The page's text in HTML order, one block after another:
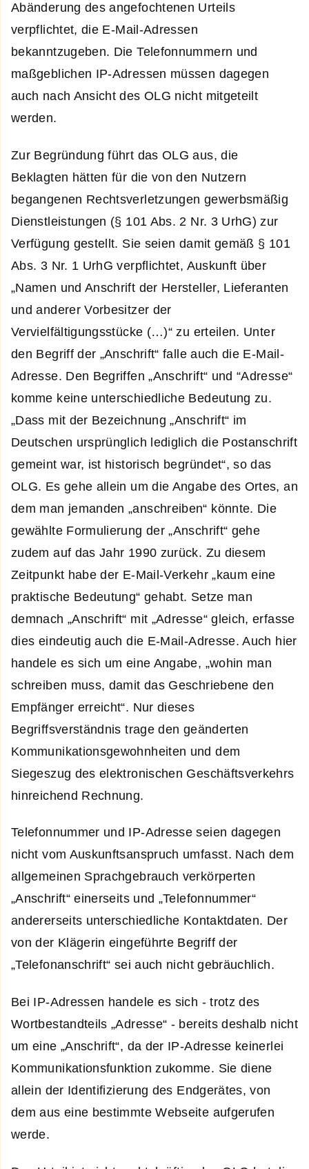
Abänderung des angefochtenen Urteils
verpflichtet, die E-Mail-Adressen
bekanntzugeben. Die Telefonnummern und
maßgeblichen IP-Adressen müssen dagegen
auch nach Ansicht des OLG nicht mitgeteilt
werden.
Zur Begründung führt das OLG aus, die
Beklagten hätten für die von den Nutzern
begangenen Rechtsverletzungen gewerbsmäßig
Dienstleistungen (§ 101 Abs. 2 Nr. 3 UrhG) zur
Verfügung gestellt. Sie seien damit gemäß § 101
Abs. 3 Nr. 1 UrhG verpflichtet, Auskunft über
„Namen und Anschrift der Hersteller, Lieferanten
und anderer Vorbesitzer der
Vervielfältigungsstücke (…)“ zu erteilen. Unter
den Begriff der „Anschrift“ falle auch die E-Mail-
Adresse. Den Begriffen „Anschrift“ und “Adresse“
komme keine unterschiedliche Bedeutung zu.
„Dass mit der Bezeichnung „Anschrift“ im
Deutschen ursprünglich lediglich die Postanschrift
gemeint war, ist historisch begründet“, so das
OLG. Es gehe allein um die Angabe des Ortes, an
dem man jemanden „anschreiben“ könnte. Die
gewählte Formulierung der „Anschrift“ gehe
zudem auf das Jahr 1990 zurück. Zu diesem
Zeitpunkt habe der E-Mail-Verkehr „kaum eine
praktische Bedeutung“ gehabt. Setze man
demnach „Anschrift“ mit „Adresse“ gleich, erfasse
dies eindeutig auch die E-Mail-Adresse. Auch hier
handele es sich um eine Angabe, „wohin man
schreiben muss, damit das Geschriebene den
Empfänger erreicht“. Nur dieses
Begriffsverständnis trage den geänderten
Kommunikationsgewohnheiten und dem
Siegeszug des elektronischen Geschäftsverkehrs
hinreichend Rechnung.
Telefonnummer und IP-Adresse seien dagegen
nicht vom Auskunftsanspruch umfasst. Nach dem
allgemeinen Sprachgebrauch verkörperten
„Anschrift“ einerseits und „Telefonnummer“
andererseits unterschiedliche Kontaktdaten. Der
von der Klägerin eingeführte Begriff der
„Telefonanschrift“ sei auch nicht gebräuchlich.
Bei IP-Adressen handele es sich - trotz des
Wortbestandteils „Adresse“ - bereits deshalb nicht
um eine „Anschrift“, da der IP-Adresse keinerlei
Kommunikationsfunktion zukomme. Sie diene
allein der Identifizierung des Endgerätes, von
dem aus eine bestimmte Webseite aufgerufen
werde.